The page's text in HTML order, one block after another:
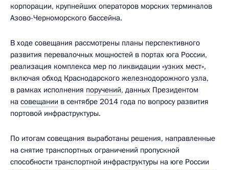
корпорации, крупнейших операторов морских терминалов
Азово-Черноморского бассейна.
В ходе совещания рассмотрены планы перспективного
развития перевалочных мощностей в портах юга России,
реализация комплекса мер по ликвидации «узких мест»,
включая обход Краснодарского железнодорожного узла,
в рамках исполнения поручений, данных Президентом
на совещании в сентябре 2014 года по вопросу развития
портовой инфраструктуры.
По итогам совещания выработаны решения, направленные
на снятие транспортных ограничений пропускной
способности транспортной инфраструктуры на юге России